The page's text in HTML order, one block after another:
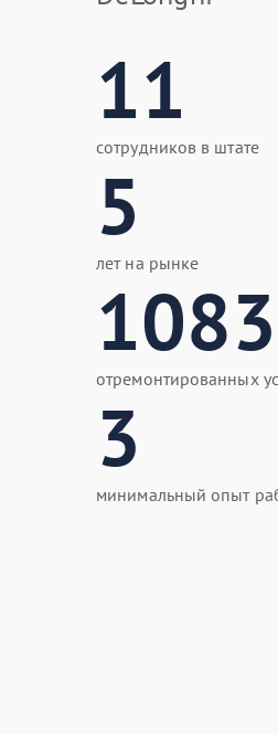
11
сотрудников в штате
5
лет на рынке
1083
отремонтированных
3
минимальный опыт